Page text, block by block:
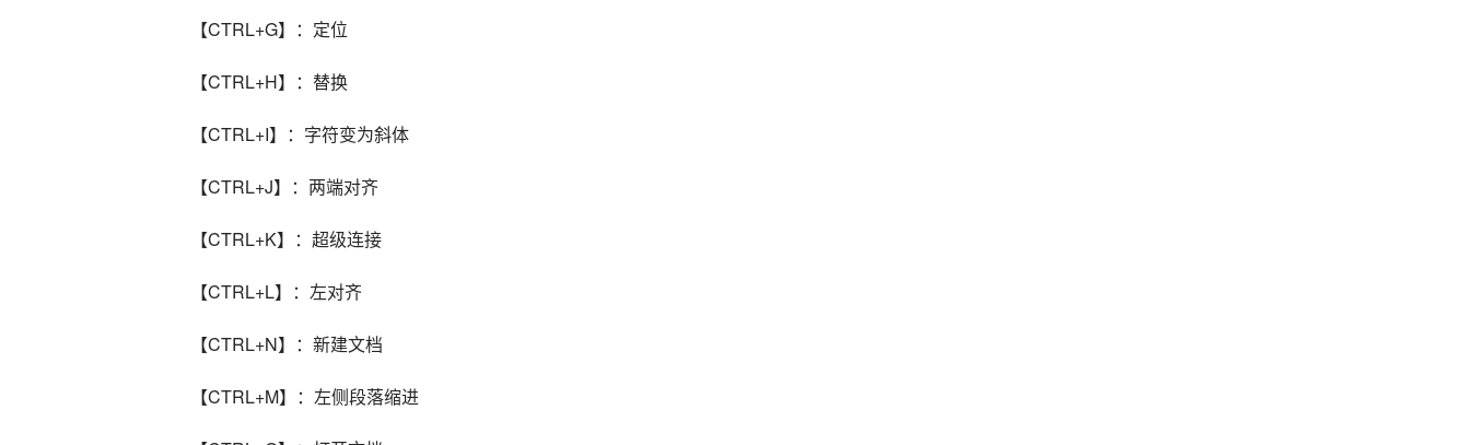
【CTRL+G】：定位
【CTRL+H】：替换
【CTRL+I】：字符变为斜体
【CTRL+J】：两端对齐
【CTRL+K】：超级连接
【CTRL+L】：左对齐
【CTRL+N】：新建文档
【CTRL+M】：左侧段落缩进